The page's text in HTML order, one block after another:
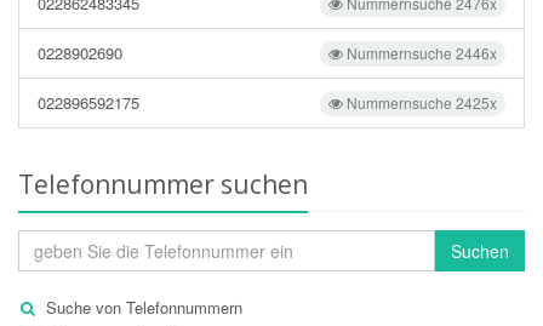
Nummernsuche 2446x
0228902690
Nummernsuche 2425x
022896592175
Telefonnummer suchen
Suchen
Suche von Telefonnummern